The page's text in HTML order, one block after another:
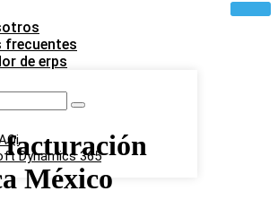
frecuentes
de erps
Dynamics 365
facturación
México